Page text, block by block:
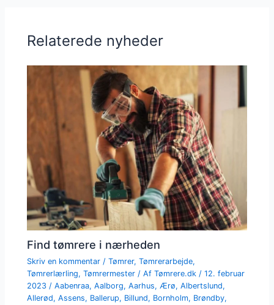
Relaterede nyheder
Find tømrere i nærheden
Skriv en kommentar /Tømrer,Tømrerarbejde,
Tømrerlærling,Tømrermester / AfTømrere.dk/12. februar
2023/Aabenraa,Aalborg,Aarhus,Ærø,Albertslund,
Allerød,Assens, Ballerup, Billund, Bornholm, Brøndby,